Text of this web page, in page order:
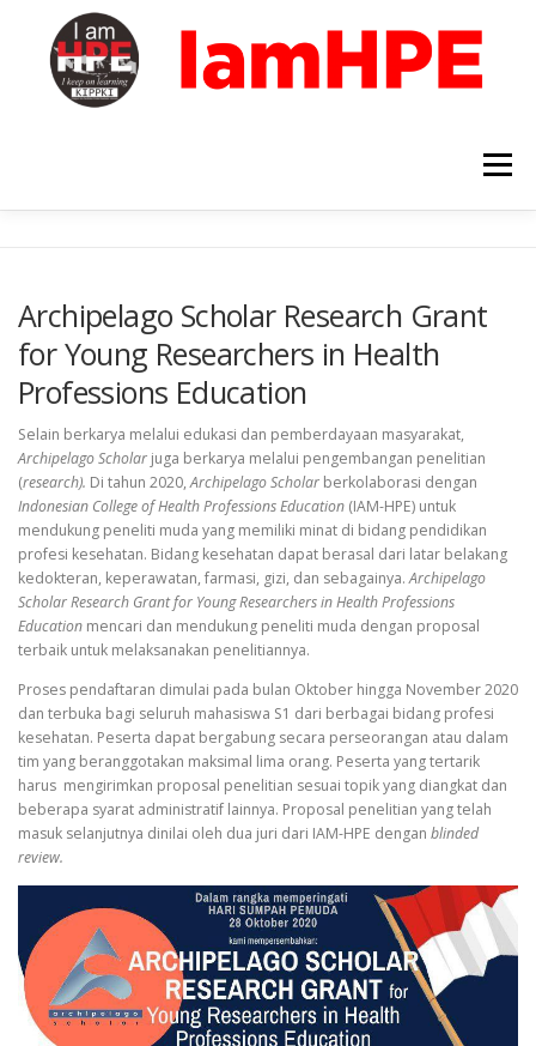
content
Menu
NEWS & EVENTS RESOURCES
Archipelago Scholar Research Grant
for Young Researchers in Health
Professions Education
Selain berkarya melalui edukasi dan pemberdayaan masyarakat,
Archipelago Scholar juga berkarya melalui pengembangan penelitian
(research). Di tahun 2020,Archipelago Scholar berkolaborasi dengan
Indonesian College of Health Professions Education (IAM-HPE) untuk
mendukung peneliti muda yang memiliki minat di bidang pendidikan
profesi kesehatan. Bidang kesehatan dapat berasal dari latar belakang
kedokteran, keperawatan, farmasi, gizi, dan sebagainya.Archipelago
Scholar Research Grant for Young Researchers in Health Professions
Education mencari dan mendukung peneliti muda dengan proposal
terbaik untuk melaksanakan penelitiannya.
Proses pendaftaran dimulai pada bulan Oktober hingga November 2020
dan terbuka bagi seluruh mahasiswa S1 dari berbagai bidang profesi
kesehatan. Peserta dapat bergabung secara perseorangan atau dalam
tim yang beranggotakan maksimal lima orang. Peserta yang tertarik
harus mengirimkan proposal penelitian sesuai topik yang diangkat dan
beberapa syarat administratif lainnya. Proposal penelitian yang telah
masuk selanjutnya dinilai oleh dua juri dari IAM-HPE dengan blinded
review.